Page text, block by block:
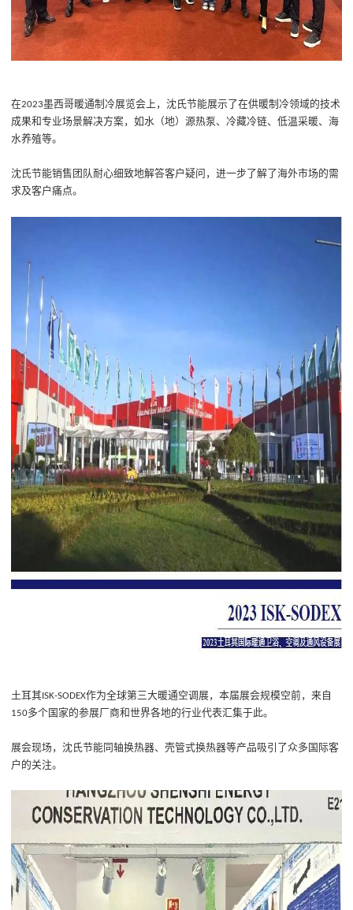
在2023墨西哥暖通制冷展览会上，沈氏节能展示了在供暖制冷领域的技术
成果和专业场景解决方案，如水（地）源热泵、冷藏冷链、低温采暖、海
水养殖等。
沈氏节能销售团队 耐心细致地解答客户疑问 ，进一步了解了海外市场的需
求及客户痛点。
土耳其 ISK-SODEX作为全球第三大暖通空调展，本届展会规模空前，来自
150多个国家的参展厂商和世界各地的行业代表汇集于此。
展会现场 ，沈氏节能同轴换热器、壳管式换热器等产品吸引了众多国际客
户的关注。